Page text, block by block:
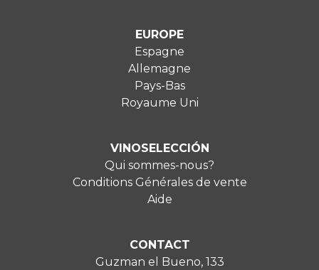
EUROPE
Espagne
Allemagne
Pays-Bas
Royaume Uni
VINOSELECCIÓN
Qui sommes-nous?
Conditions Générales de vente
Aide
CONTACT
Guzman el Bueno, 133